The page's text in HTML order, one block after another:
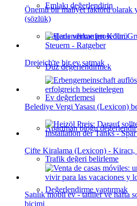
Emlakı değerlendirin
Değerlendirme prosedürü
Düz değerlendirmek
Ev değerlemesi
Apartman bloğu
Trafik değeri belirleme
Değerlendirme yaptırmak
Önemli bir maliyet faktörü olarak
(sözlük)
Dreieich'te bir ev satmak
Belediye Vergi Yasası (Lexicon)
Çifte Kiralama (Lexicon) -
Satılık mobil ev - tatiller ve hafta
biçimi